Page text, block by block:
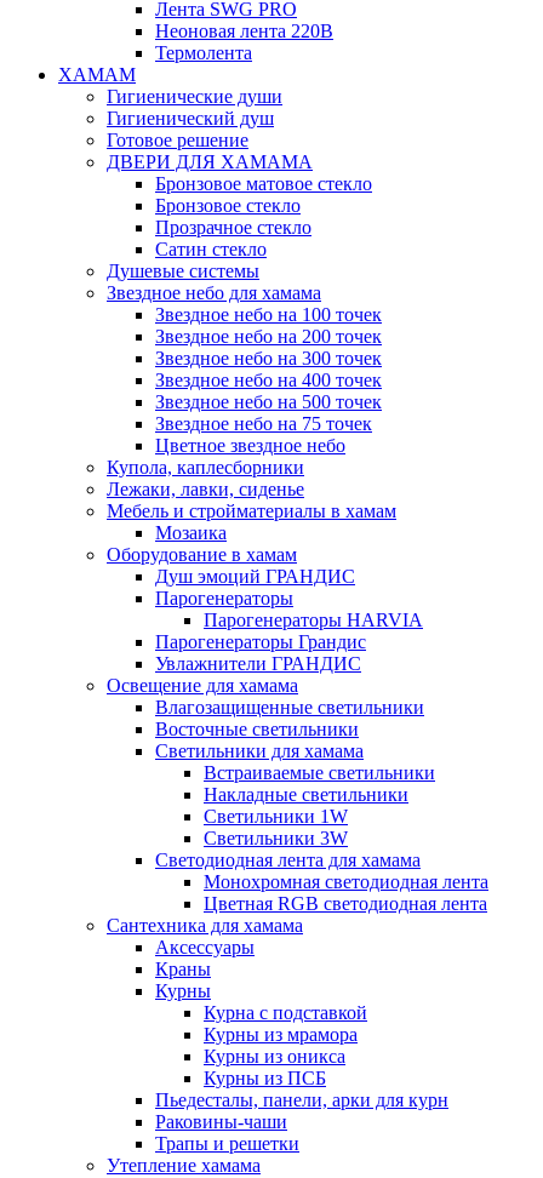
Лента SWG PRO
Неоновая лента 220В
Термолента
ХАМАМ
Гигиенические души
Гигиенический душ
Готовое решение
ДВЕРИ ДЛЯ ХАМАМА
Бронзовое матовое стекло
Бронзовое стекло
Прозрачное стекло
Сатин стекло
Душевые системы
Звездное небо для хамама
Звездное небо на 100 точек
Звездное небо на 200 точек
Звездное небо на 300 точек
Звездное небо на 400 точек
Звездное небо на 500 точек
Звездное небо на 75 точек
Цветное звездное небо
Купола, каплесборники
Лежаки, лавки, сиденье
Мебель и стройматериалы в хамам
Мозаика
Оборудование в хамам
Душ эмоций ГРАНДИС
Парогенераторы
Парогенераторы HARVIA
Парогенераторы Грандис
Увлажнители ГРАНДИС
Освещение для хамама
Влагозащищенные светильники
Восточные светильники
Светильники для хамама
Встраиваемые светильники
Накладные светильники
Светильники 1W
Светильники 3W
Светодиодная лента для хамама
Монохромная светодиодная лента
Цветная RGB светодиодная лента
Сантехника для хамама
Аксессуары
Краны
Курны
Курна с подставкой
Курны из мрамора
Курны из оникса
Курны из ПСБ
Пьедесталы, панели, арки для курн
Раковины-чаши
Трапы и решетки
Утепление хамама